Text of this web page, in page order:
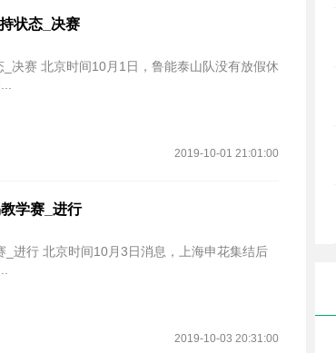
状态_决赛
决赛 北京时间10月1日，鲁能泰山队没有放假休
2019-10-01 21:01:00
学赛_进行
花集结后
2019-10-03 20:31:00